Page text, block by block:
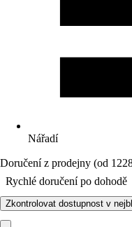
Nářadí
Doručení z prodejny (od
Rychlé doručení po dohodě
Zkontrolovat dostupnost v